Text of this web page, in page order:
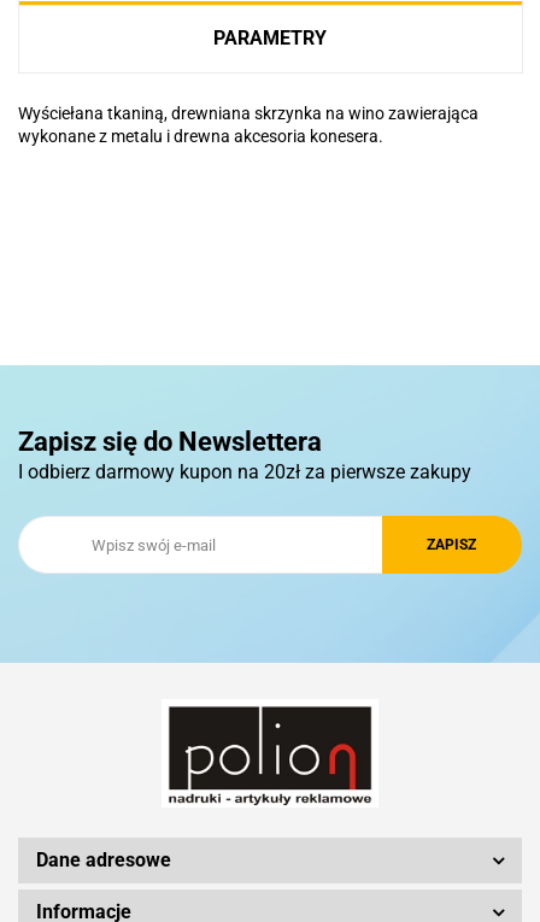
PARAMETRY
Wyściełana tkaniną, drewniana skrzynka na wino zawierająca
wykonane z metalu i drewna akcesoria konesera.
Royal Design
Silicon Power
Zapisz się do Newslettera
I odbierz darmowy kupon na 20zł za pierwsze zakupy
Dane adresowe
Informacje